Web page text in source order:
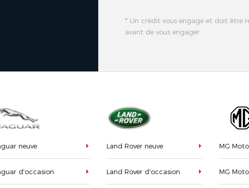
* Un crédit vous engage et doit être
avant de vous engager.
neuve
d'occasion
Land Rover neuve
Land Rover d'occasion
MG
MG